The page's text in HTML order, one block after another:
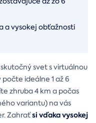
a vysokej obťažnosti
svet s virtuálnou
ideálne 1 až 6
zhruba 4 km a počas
variantu) na vás
Zahraťsi vďaka vysokej